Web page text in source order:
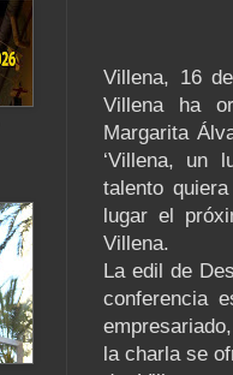
Villena, 16
Villena ha
Margarita
‘Villena, un
talento
lugar el
Villena.
La edil de
conferencia
la charla se